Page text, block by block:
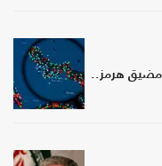
مضيق هرمز..